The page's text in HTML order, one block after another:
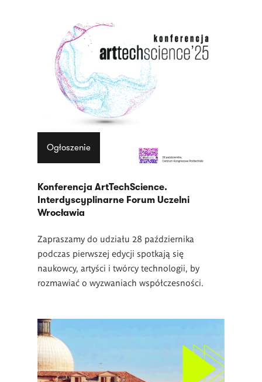
Ogłoszenie
Konferencja ArtTechScience.
Interdyscyplinarne Forum Uczelni
Wrocławia
Zapraszamy do udziału 28 października
podczas pierwszej edycji spotkają się
naukowcy, artyści i twórcy technologii, by
rozmawiać o wyzwaniach współczesności.